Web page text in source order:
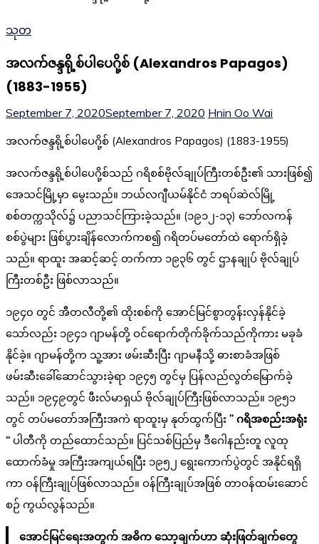
သုတ
အလက်ဇန္ဒရို့စ်ပါပေဂို့စ် (Alexandros Papagos)
(1883-1955)
September 7, 2020September 7, 2020 Hnin Oo Wai
အလက်ဇန္ဒရို့စ်ပါပေဂို့စ် (Alexandros Papagos) (1883-1955)
အလက်ဇန္ဒရို့စ်ပါပေဂို့စ်သည် ဂရိစစ်ဗိုလ်ချုပ်ကြီးတစ်ဦး၏ သားဖြစ်၍
အေသင်မြို့မှာ မွေးသည်။ ဘယ်လဂျီယမ်နိုင်ငံ ဘရပ်ဆဲလ်မြို့
စစ်တက္ကသိုလ်၌ ပညာသင်ကြားခဲ့သည်။ (၁၉၁၂-၁၃) ဘော်လကန်
စစ်ပွဲများ ဖြစ်ပွားချိန်လောက်ကစ၍ ဂရိတပ်မတော်ထဲ ရောက်ရှိခဲ့
သည်။ ရာထူး အဆင့်ဆင့် တက်ကာ ၁၉၃၆ တွင် ဌာနချုပ် ဗိုလ်ချုပ်
ကြီးတစ်ဦး ဖြစ်လာသည်။
၁၉၄၀ တွင် အီတလီတို့၏ ထိုးစစ်ကို အောင်မြင်စွာတွန်းလှန်နိုင်ခဲ့
သော်လည်း ၁၉၄၁ ဂျာမန်တို့ ဝင်ရောက်တိုက်ခိုက်သည်ကိုကား မခုခံ
နိုင်ခဲ့။ ဂျာမန်တို့က သူ့အား ဖမ်းဆီးပြီး ဂျာမနီသို့ ဓားစာခံအဖြစ်
ဖမ်းဆီးခေါ်ဆောင်သွားခဲ့ရာ ၁၉၄၅ တွင်မှ ပြန်လည်လွတ်မြောက်ခဲ့
သည်။ ၁၉၄၉တွင် ဖီးလ်မာရှယ် ဗိုလ်ချုပ်ကြီးဖြစ်လာသည်။ ၁၉၅၁
တွင် တပ်မတော်အကြီးအကဲ ရာထူးမှ နုတ်ထွက်ပြီး ” ဂရိအစည်းအရုံး
“ ပါတီကို တည်ထောင်သည်။ ပြင်သစ်ပြည်မှ ဒီဂေါနည်းတူ လူထု
ထောက်ခံမှု အကြီးအကျယ်ရပြီး ၁၉၅၂ ရွေးကောက်ပွဲတွင် အနိုင်ရရှိ
ကာ ဝန်ကြီးချုပ်ဖြစ်လာသည်။ ဝန်ကြီးချုပ်အဖြစ် တာဝန်ထမ်းဆောင်
စဉ် ကွယ်လွန်သည်။
အောင်မြင်ရေးအတွက် အဓိက သော့ချက်ဟာ ဆုံးဖြတ်ချက်တွေ